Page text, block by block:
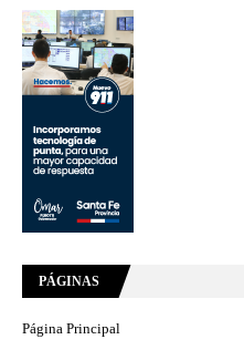
PÁGINAS
Página Principal